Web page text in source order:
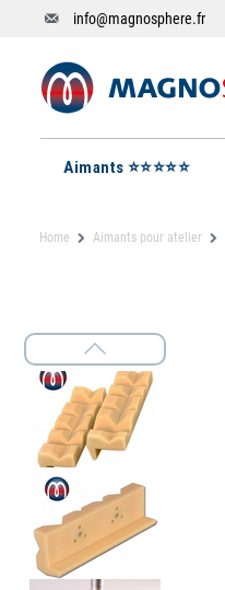
info@magnosphere.fr
Aimants ⭐⭐⭐⭐⭐
Home Aimants pour atelier